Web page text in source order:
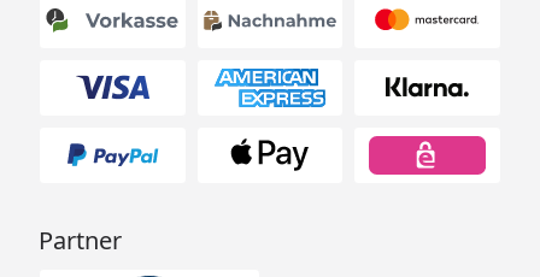
Partner